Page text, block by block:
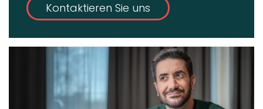
Kontaktieren Sie uns